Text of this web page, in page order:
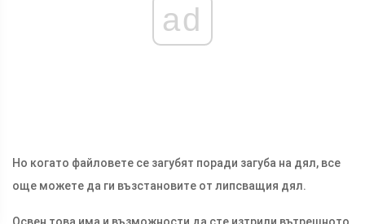
ad
Но когато файловете се загубят поради загуба на дял, все
още можете да ги възстановите от липсващия дял.